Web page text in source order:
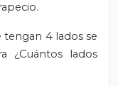
tengan 4 lados se
¿Cuántos lados